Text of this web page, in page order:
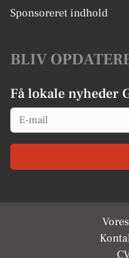
Sponsoreret indhold
BLIV
Få lokale nyheder
Email